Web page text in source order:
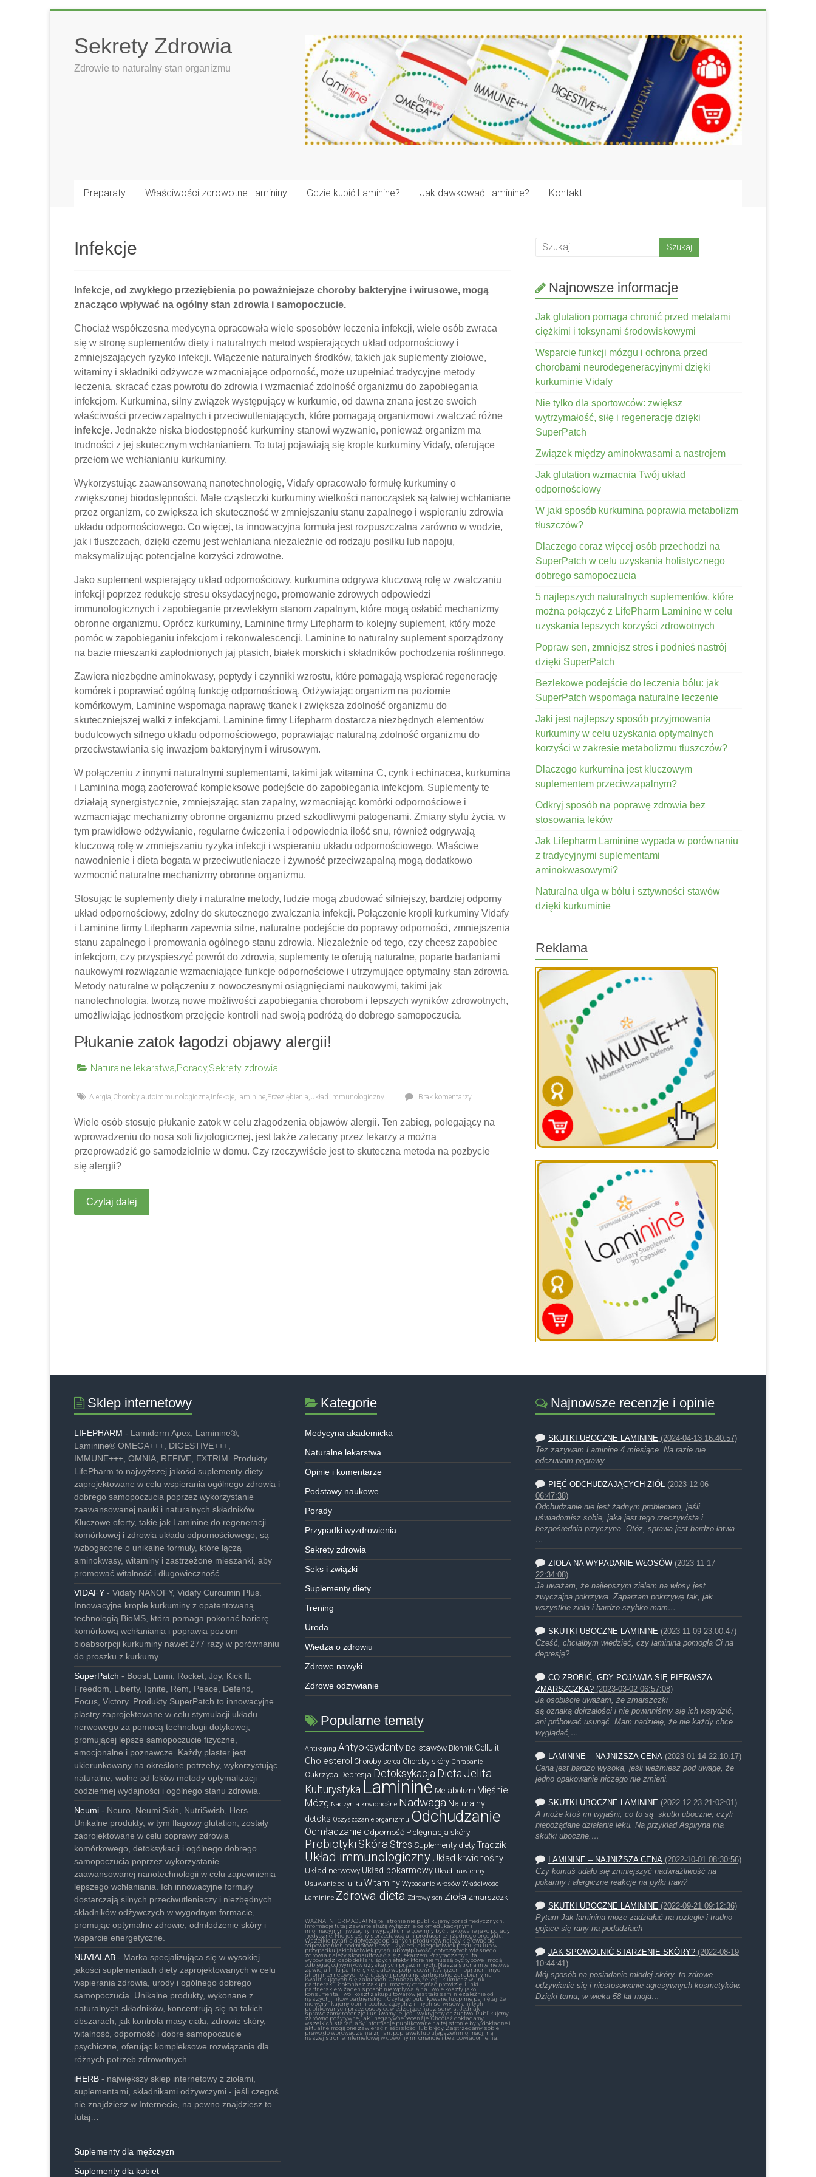
contentSekrety Zdrowia
Zdrowie to naturalny stan organizmu
Preparaty Właściwości zdrowotne Lamininy Gdzie kupić Laminine? Jak dawkować Laminine? Kontakt
Infekcje
Infekcje, od zwykłego przeziębienia po poważniejsze choroby bakteryjne i wirusowe, mogą
znacząco wpływać na ogólny stan zdrowia i samopoczucie.
Chociaż współczesna medycyna opracowała wiele sposobów leczenia infekcji, wiele osób zwraca
się w stronę suplementów diety i naturalnych metod wspierających układ odpornościowy i
zmniejszających ryzyko infekcji. Włączenie naturalnych środków, takich jak suplementy ziołowe,
witaminy i składniki odżywcze wzmacniające odporność, może uzupełniać tradycyjne metody
leczenia, skracać czas powrotu do zdrowia i wzmacniać zdolność organizmu do zapobiegania
infekcjom. Kurkumina, silny związek występujący w kurkumie, od dawna znana jest ze swoich
właściwości przeciwzapalnych i przeciwutleniających, które pomagają organizmowi zwalczać różne
infekcje. Jednakże niska biodostępność kurkuminy stanowi wyzwanie, ponieważ organizm ma
trudności z jej skutecznym wchłanianiem. To tutaj pojawiają się krople kurkuminy Vidafy, oferujące
przełom we wchłanianiu kurkuminy.
Wykorzystując zaawansowaną nanotechnologię, Vidafy opracowało formułę kurkuminy o
zwiększonej biodostępności. Małe cząsteczki kurkuminy wielkości nanocząstek są łatwiej wchłaniane
przez organizm, co zwiększa ich skuteczność w zmniejszaniu stanu zapalnego i wspieraniu zdrowia
układu odpornościowego. Co więcej, ta innowacyjna formuła jest rozpuszczalna zarówno w wodzie,
jak i tłuszczach, dzięki czemu jest wchłaniana niezależnie od rodzaju posiłku lub napoju,
maksymalizując potencjalne korzyści zdrowotne.
Jako suplement wspierający układ odpornościowy, kurkumina odgrywa kluczową rolę w zwalczaniu
infekcji poprzez redukcję stresu oksydacyjnego, promowanie zdrowych odpowiedzi
immunologicznych i zapobieganie przewlekłym stanom zapalnym, które mogą osłabić mechanizmy
obronne organizmu. Oprócz kurkuminy, Laminine firmy Lifepharm to kolejny suplement, który może
pomóc w zapobieganiu infekcjom i rekonwalescencji. Laminine to naturalny suplement sporządzony
na bazie mieszanki zapłodnionych jaj ptasich, białek morskich i składników pochodzenia roślinnego.
Zawiera niezbędne aminokwasy, peptydy i czynniki wzrostu, które pomagają wspierać regenerację
komórek i poprawiać ogólną funkcję odpornościową. Odżywiając organizm na poziomie
komórkowym, Laminine wspomaga naprawę tkanek i zwiększa zdolność organizmu do
skuteczniejszej walki z infekcjami. Laminine firmy Lifepharm dostarcza niezbędnych elementów
budulcowych silnego układu odpornościowego, poprawiając naturalną zdolność organizmu do
przeciwstawiania się inwazjom bakteryjnym i wirusowym.
W połączeniu z innymi naturalnymi suplementami, takimi jak witamina C, cynk i echinacea, kurkumina
i Laminina mogą zaoferować kompleksowe podejście do zapobiegania infekcjom. Suplementy te
działają synergistycznie, zmniejszając stan zapalny, wzmacniając komórki odpornościowe i
wzmacniając mechanizmy obronne organizmu przed szkodliwymi patogenami. Zmiany stylu życia, w
tym prawidłowe odżywianie, regularne ćwiczenia i odpowiednia ilość snu, również odgrywają
kluczową rolę w zmniejszaniu ryzyka infekcji i wspieraniu układu odpornościowego. Właściwe
nawodnienie i dieta bogata w przeciwutleniacze i żywność przeciwzapalną mogą dodatkowo
wzmocnić naturalne mechanizmy obronne organizmu.
Stosując te suplementy diety i naturalne metody, ludzie mogą zbudować silniejszy, bardziej odporny
układ odpornościowy, zdolny do skutecznego zwalczania infekcji. Połączenie kropli kurkuminy Vidafy
i Laminine firmy Lifepharm zapewnia silne, naturalne podejście do poprawy odporności, zmniejszenia
stanu zapalnego i promowania ogólnego stanu zdrowia. Niezależnie od tego, czy chcesz zapobiec
infekcjom, czy przyspieszyć powrót do zdrowia, suplementy te oferują naturalne, poparte badaniami
naukowymi rozwiązanie wzmacniające funkcje odpornościowe i utrzymujące optymalny stan zdrowia.
Metody naturalne w połączeniu z nowoczesnymi osiągnięciami naukowymi, takimi jak
nanotechnologia, tworzą nowe możliwości zapobiegania chorobom i lepszych wyników zdrowotnych,
umożliwiając jednostkom przejęcie kontroli nad swoją podróżą do dobrego samopoczucia.
Płukanie zatok łagodzi objawy alergii!
Naturalne lekarstwa,Porady,Sekrety zdrowia
Alergia,Choroby autoimmunologiczne, Infekcje, Laminine, Przeziębienia,Układ immunologiczny Brak komentarzy
Wiele osób stosuje płukanie zatok w celu złagodzenia objawów alergii. Ten zabieg, polegający na
wprowadzeniu do nosa soli fizjologicznej, jest także zalecany przez lekarzy a można
przeprowadzić go samodzielnie w domu. Czy rzeczywiście jest to skuteczna metoda na pozbycie
się alergii?
Czytaj dalej
Najnowsze informacje
Jak glutation pomaga chronić przed metalami
ciężkimi i toksynami środowiskowymi
Wsparcie funkcji mózgu i ochrona przed
chorobami neurodegeneracyjnymi dzięki
kurkuminie Vidafy
Nie tylko dla sportowców: zwiększ
wytrzymałość, siłę i regenerację dzięki
SuperPatch
Związek między aminokwasami a nastrojem
Jak glutation wzmacnia Twój układ
odpornościowy
W jaki sposób kurkumina poprawia metabolizm
tłuszczów?
Dlaczego coraz więcej osób przechodzi na
SuperPatch w celu uzyskania holistycznego
dobrego samopoczucia
5 najlepszych naturalnych suplementów, które
można połączyć z LifePharm Laminine w celu
uzyskania lepszych korzyści zdrowotnych
Popraw sen, zmniejsz stres i podnieś nastrój
dzięki SuperPatch
Bezlekowe podejście do leczenia bólu: jak
SuperPatch wspomaga naturalne leczenie
Jaki jest najlepszy sposób przyjmowania
kurkuminy w celu uzyskania optymalnych
korzyści w zakresie metabolizmu tłuszczów?
Dlaczego kurkumina jest kluczowym
suplementem przeciwzapalnym?
Odkryj sposób na poprawę zdrowia bez
stosowania leków
Jak Lifepharm Laminine wypada w porównaniu
z tradycyjnymi suplementami
aminokwasowymi?
Naturalna ulga w bólu i sztywności stawów
dzięki kurkuminie
Reklama
Sklep internetowy
LIFEPHARM - Lamiderm Apex, Laminine®,
Laminine® OMEGA+++, DIGESTIVE+++,
IMMUNE+++, OMNIA, REFIVE, EXTRIM. Produkty
LifePharm to najwyższej jakości suplementy diety
zaprojektowane w celu wspierania ogólnego zdrowia i
dobrego samopoczucia poprzez wykorzystanie
zaawansowanej nauki i naturalnych składników.
Kluczowe oferty, takie jak Laminine do regeneracji
komórkowej i zdrowia układu odpornościowego, są
wzbogacone o unikalne formuły, które łączą
aminokwasy, witaminy i zastrzeżone mieszanki, aby
promować witalność i długowieczność.
VIDAFY - Vidafy NANOFY, Vidafy Curcumin Plus.
Innowacyjne krople kurkuminy z opatentowaną
technologią BioMS, która pomaga pokonać barierę
komórkową wchłaniania i poprawia poziom
bioabsorpcji kurkuminy nawet 277 razy w porównaniu
do proszku z kurkumy.
SuperPatch - Boost, Lumi, Rocket, Joy, Kick It,
Freedom, Liberty, Ignite, Rem, Peace, Defend,
Focus, Victory. Produkty SuperPatch to innowacyjne
plastry zaprojektowane w celu stymulacji układu
nerwowego za pomocą technologii dotykowej,
promującej lepsze samopoczucie fizyczne,
emocjonalne i poznawcze. Każdy plaster jest
ukierunkowany na określone potrzeby, wykorzystując
naturalne, wolne od leków metody optymalizacji
codziennej wydajności i ogólnego stanu zdrowia.
Neumi - Neuro, Neumi Skin, NutriSwish, Hers.
Unikalne produkty, w tym flagowy glutation, zostały
zaprojektowane w celu poprawy zdrowia
komórkowego, detoksykacji i ogólnego dobrego
samopoczucia poprzez wykorzystanie
zaawansowanej nanotechnologii w celu zapewnienia
lepszego wchłaniania. Ich innowacyjne formuły
dostarczają silnych przeciwutleniaczy i niezbędnych
składników odżywczych w wygodnym formacie,
promując optymalne zdrowie, odmłodzenie skóry i
wsparcie energetyczne.
NUVIALAB - Marka specjalizująca się w wysokiej
jakości suplementach diety zaprojektowanych w celu
wspierania zdrowia, urody i ogólnego dobrego
samopoczucia. Unikalne produkty, wykonane z
naturalnych składników, koncentrują się na takich
obszarach, jak kontrola masy ciała, zdrowie skóry,
witalność, odporność i dobre samopoczucie
psychiczne, oferując kompleksowe rozwiązania dla
różnych potrzeb zdrowotnych.
iHERB - największy sklep internetowy z ziołami,
suplementami, składnikami odżywczymi - jeśli czegoś
nie znajdziesz w Internecie, na pewno znajdziesz to
tutaj…
Suplementy dla mężczyzn
Suplementy dla kobiet
Kategorie
Medycyna akademicka
Naturalne lekarstwa
Opinie i komentarze
Podstawy naukowe
Porady
Przypadki wyzdrowienia
Sekrety zdrowia
Seks i związki
Suplementy diety
Trening
Uroda
Wiedza o zdrowiu
Zdrowe nawyki
Zdrowe odżywianie
Popularne tematy
Anti-aging Antyoksydanty Ból stawów Błonnik Cellulit
Cholesterol Choroby serca Choroby skóry Chrapanie
Cukrzyca Depresja Detoksykacja Dieta Jelita
Kulturystyka Laminine Metabolizm Mięśnie
Mózg Naczynia krwionośne Nadwaga Naturalny
detoks Oczyszczanie organizmu Odchudzanie
Odmładzanie Odporność Pielęgnacja skóry
Probiotyki Skóra Stres Suplementy dietyTrądzik
Układ immunologiczny Układ krwionośny
Układ nerwowy Układ pokarmowy Układ trawienny
Usuwanie cellulitu Witaminy Wypadanie włosów Właściwości
Laminine Zdrowa dieta Zdrowy sen Zioła Zmarszczki
WAŻNA INFORMACJA! Na tej stronie nie publikujemy porad medycznych.
Informacje tutaj zawarte służą wyłącznie celom edukacyjnym i
informacyjnym iw żadnym wypadku nie powinny być traktowane jako porady
medyczne. Nie jesteśmy sprzedawcą ani producentem żadnego produktu.
Wszelkie pytania dotyczące opisanych produktów należy kierować do
odpowiednich podmiotów. Przed użyciem jakiegokolwiek produktu lub w
przypadku jakichkolwiek pytań lub wątpliwości dotyczących własnego
zdrowia należy skonsultować się z lekarzem. Przytaczamy tutaj
wypowiedzi osób deklarujących efekty, które nie muszą być typowe i mogą
odbiegać od wyników uzyskanych przez innych. Nasza strona internetowa
zawiera linki partnerskie. Jako współpracownik Amazon i partner innych
stron internetowych oferujących programy partnerskie zarabiamy na
kwalifikujących się zakupach. Oznacza to, że jeśli klikniesz w link
partnerski i dokonasz zakupu, możemy otrzymać prowizję. Linki
partnerskie w żaden sposób nie wpływają na Twoje koszty jako
konsumenta. Twój koszt zakupu towarów jest taki sam, niezależnie od
naszych linków partnerskich. Czytając publikowane tu opinie pamiętaj, że
nie weryfikujemy opinii pochodzących z innych serwisów, ani tych
publikowanych przez osoby odwiedzające nasz serwis. Jednak
sprawdzamy recenzje i usuwamy je, jeśli wykryjemy oszustwo. Publikujemy
zarówno pozytywne, jak i negatywne recenzje. Chociaż dokładamy
wszelkich starań, aby informacje publikowane na tej stronie były dokładne i
aktualne, mogą one zawierać nieścisłości lub błędy. Zastrzegamy sobie
prawo do wprowadzania zmian, poprawek lub ulepszeń informacji na
naszej stronie internetowej w dowolnym momencie i bez powiadomienia.
Najnowsze recenzje i opinie
SKUTKI UBOCZNE LAMININE (2024-04-13 16:40:57)
Też zażywam Laminine 4 miesiące. Na razie nie
odczuwam poprawy.
PIĘĆ ODCHUDZAJĄCYCH ZIÓŁ (2023-12-06
06:47:38)
Odchudzanie nie jest żadnym problemem, jeśli
uświadomisz sobie, jaka jest tego rzeczywista i
bezpośrednia przyczyna. Otóż, sprawa jest bardzo łatwa.
…
ZIOŁA NA WYPADANIE WŁOSÓW (2023-11-17
22:34:08)
Ja uważam, że najlepszym zielem na włosy jest
zwyczajna pokrzywa. Zaparzam pokrzywę tak, jak
wszystkie zioła i bardzo szybko mam…
SKUTKI UBOCZNE LAMININE (2023-11-09 23:00:47)
Cześć, chciałbym wiedzieć, czy laminina pomogła Ci na
depresję?
CO ZROBIĆ, GDY POJAWIA SIĘ PIERWSZA
ZMARSZCZKA? (2023-03-02 06:57:08)
Ja osobiście uważam, że zmarszczki
są oznaką dojrzałości i nie powinniśmy się ich wstydzić,
ani próbować usunąć. Mam nadzieję, że nie każdy chce
wyglądać,…
LAMININE – NAJNIŻSZA CENA (2023-01-14 22:10:17)
Cena jest bardzo wysoka, jeśli weźmiesz pod uwagę, że
jedno opakowanie niczego nie zmieni.
SKUTKI UBOCZNE LAMININE (2022-12-23 21:02:01)
A może ktoś mi wyjaśni, co to są skutki uboczne, czyli
niepożądane działanie leku. Na przykład Aspiryna ma
skutki uboczne.…
LAMININE – NAJNIŻSZA CENA (2022-10-01 08:30:56)
Czy komuś udało się zmniejszyć nadwrażliwość na
pokarmy i alergiczne reakcje na pyłki traw?
SKUTKI UBOCZNE LAMININE (2022-09-21 09:12:36)
Pytam Jak laminina może zadziałać na rozległe i trudno
gojace się rany na podudziach
JAK SPOWOLNIĆ STARZENIE SKÓRY? (2022-08-19
10:44:41)
Mój sposób na posiadanie młodej skóry, to zdrowe
odżywianie się i niestosowanie agresywnych kosmetyków.
Dzięki temu, w wieku 58 lat moja…